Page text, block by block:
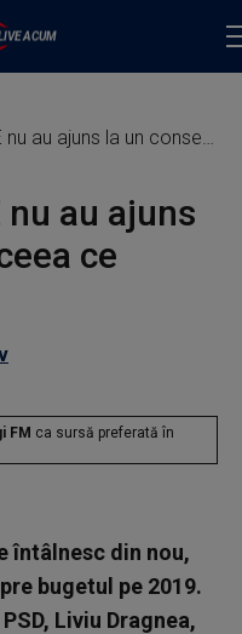
la un consens în ceea ce privește bugetul
nu au ajuns
ce
FM ca sursă preferată în
întâlnesc din nou,
bugetul pe 2019.
Liviu Dragnea,